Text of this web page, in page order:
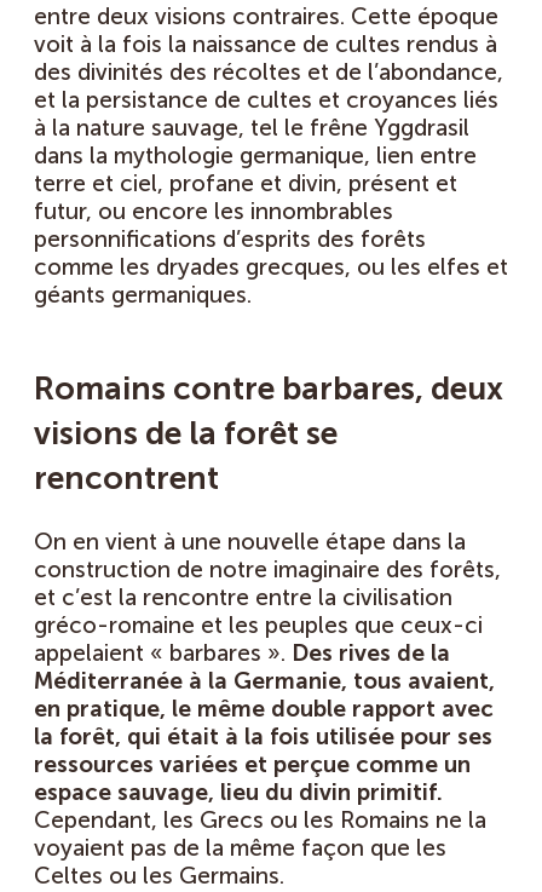
entre deux visions contraires. Cette époque
voit à la fois la naissance de cultes rendus à
des divinités des récoltes et de l’abondance,
et la persistance de cultes et croyances liés
à la nature sauvage, tel le frêne Yggdrasil
dans la mythologie germanique, lien entre
terre et ciel, profane et divin, présent et
futur, ou encore les innombrables
personnifications d’esprits des forêts
comme les dryades grecques, ou les elfes et
géants germaniques.
Romains contre barbares, deux
visions de la forêt se
rencontrent
On en vient à une nouvelle étape dans la
construction de notre imaginaire des forêts,
et c’est la rencontre entre la civilisation
gréco-romaine et les peuples que ceux-ci
appelaient « barbares ». Des rives de la
Méditerranée à la Germanie, tous avaient,
en pratique, le même double rapport avec
la forêt, qui était à la fois utilisée pour ses
ressources variées et perçue comme un
espace sauvage, lieu du divin primitif.
Cependant, les Grecs ou les Romains ne la
voyaient pas de la même façon que les
Celtes ou les Germains.